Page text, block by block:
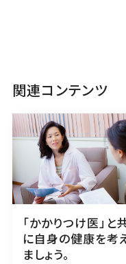
関連コンテンツ
「かかりつけ医」と
に自身の健康を考
ましょう。